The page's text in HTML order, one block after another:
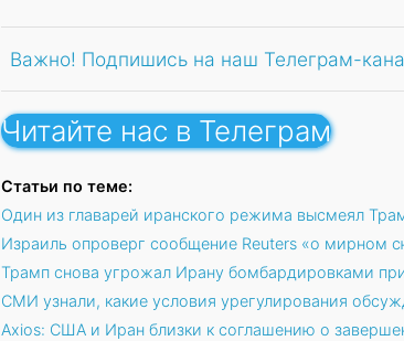
Важно! Подпишись на наш Телеграм-
Читайте нас в Телеграм
Статьи по теме:
Один из главарей иранского режима высмеял
Израиль опроверг сообщение Reuters «о мирном
Трамп снова угрожал Ирану бомбардировками
СМИ узнали, какие условия урегулирования
Axios: США и Иран близки к соглашению о